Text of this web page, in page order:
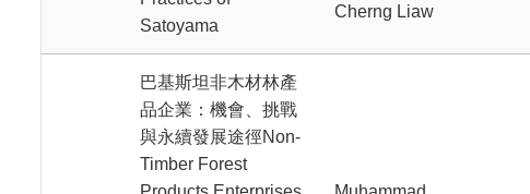
Satoyama
Cherng Liaw
巴基斯坦非木材林產
品企業：機會、挑戰
與永續發展途徑Non-
Timber Forest